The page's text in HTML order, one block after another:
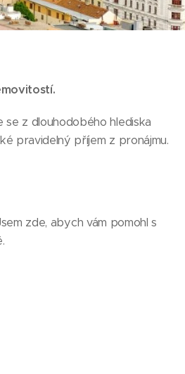
se z dlouhodobého hlediska
pravidelný příjem z pronájmu.
zde, abych vám pomohl s